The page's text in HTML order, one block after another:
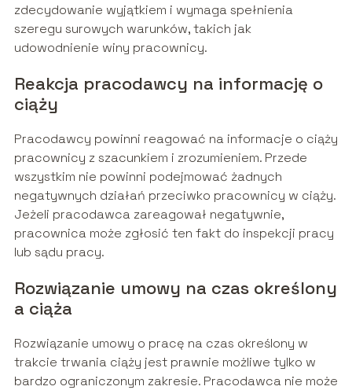
zdecydowanie wyjątkiem i wymaga spełnienia
szeregu surowych warunków, takich jak
udowodnienie winy pracownicy.
Reakcja pracodawcy na informację o
ciąży
Pracodawcy powinni reagować na informacje o ciąży
pracownicy z szacunkiem i zrozumieniem. Przede
wszystkim nie powinni podejmować żadnych
negatywnych działań przeciwko pracownicy w ciąży.
Jeżeli pracodawca zareagował negatywnie,
pracownica może zgłosić ten fakt do inspekcji pracy
lub sądu pracy.
Rozwiązanie umowy na czas określony
a ciąża
Rozwiązanie umowy o pracę na czas określony w
trakcie trwania ciąży jest prawnie możliwe tylko w
bardzo ograniczonym zakresie. Pracodawca nie może